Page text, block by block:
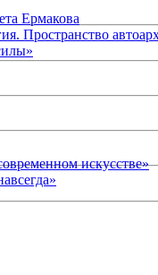
Ермакова
Пространство
искусстве»